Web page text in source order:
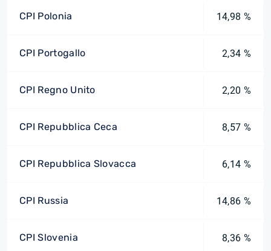
CPI Polonia 14,98 %
CPI Portogallo 2,34 %
CPI Regno Unito 2,20 %
CPI Repubblica Ceca 8,57 %
CPI Repubblica Slovacca 6,14 %
CPI Russia 14,86 %
CPI Slovenia 8,36 %